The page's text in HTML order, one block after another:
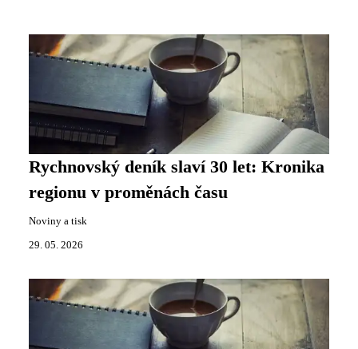
Rychnovský deník slaví 30 let: Kronika
regionu v proměnách času
Noviny a tisk
29. 05. 2026